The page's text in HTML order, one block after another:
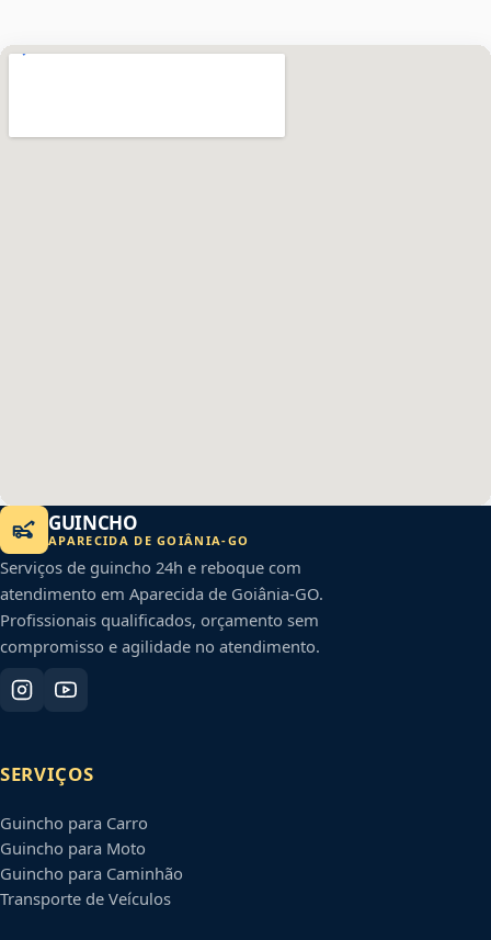
GUINCHO
APARECIDA DE GOIÂNIA-GO
Serviços de guincho 24h e reboque com
atendimento em Aparecida de Goiânia-GO.
Profissionais qualificados, orçamento sem
compromisso e agilidade no atendimento.
SERVIÇOS
Guincho para Carro
Guincho para Moto
Guincho para Caminhão
Transporte de Veículos